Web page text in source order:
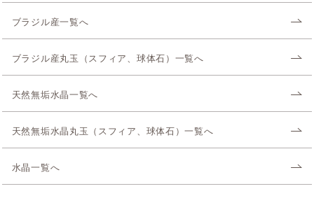
ブラジル産一覧へ
ブラジル産丸玉（スフィア、球体石）一覧へ
天然無垢水晶一覧へ
天然無垢水晶丸玉（スフィア、球体石）一覧へ
水晶一覧へ